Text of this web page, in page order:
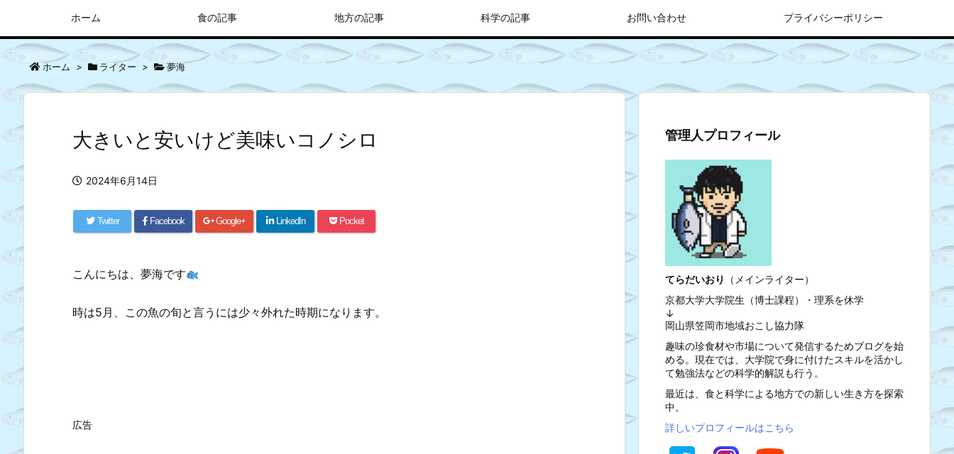
ホーム 食の記事 地方の記事 科学の記事 お問い合わせ プライバシーポリシー
ホーム > ライター > 夢海
大きいと安いけど美味いコノシロ
2024年6月14日
Twitter Facebook Google+ LinkedIn Pocket
こんにちは、夢海です
時は5月、この魚の旬と言うには少々外れた時期になります。
広告
管理人プロフィール
てらだいおり
（メインライター）
京都大学大学院生（博士課程）・理系を休学
↓
岡山県笠岡市地域おこし協力隊
趣味の珍食材や市場について発信するためブログを始
める。現在では、大学院で身に付けたスキルを活かし
て勉強法などの科学的解説も行う。
最近は、食と科学による地方での新しい生き方を探索
中。
詳しいプロフィールはこちら